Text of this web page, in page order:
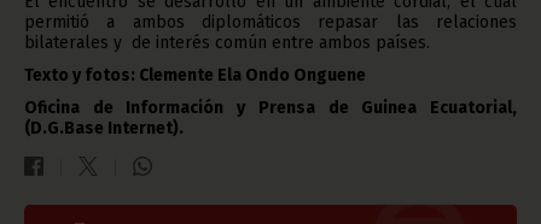
permitió a ambos diplomáticos repasar las relaciones
bilaterales y de interés común entre ambos países.
Texto y fotos: Clemente Ela Ondo Onguene
Oficina de Información y Prensa de Guinea Ecuatorial,
(D.G.Base Internet).